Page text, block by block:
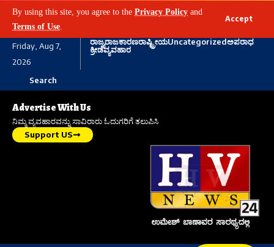
By using this site, you agree to the Privacy Policy and
Terms of Use
Accept
Friday, Aug 7,
2026
ರಾಜ್ಯರಾಜಕಾರಣರಾಷ್ಟ್ರೀಯUncategorizedಅಪರಾಧ
ಕ್ರೀಡೆವ್ಯವಹಾರ
Search
Advertise With Us
ನಿಮ್ಮ ವ್ಯವಹಾರವನ್ನು ಸಾವಿರಾರು ಓದುಗರಿಗೆ ತಲುಪಿಸಿ
Support US